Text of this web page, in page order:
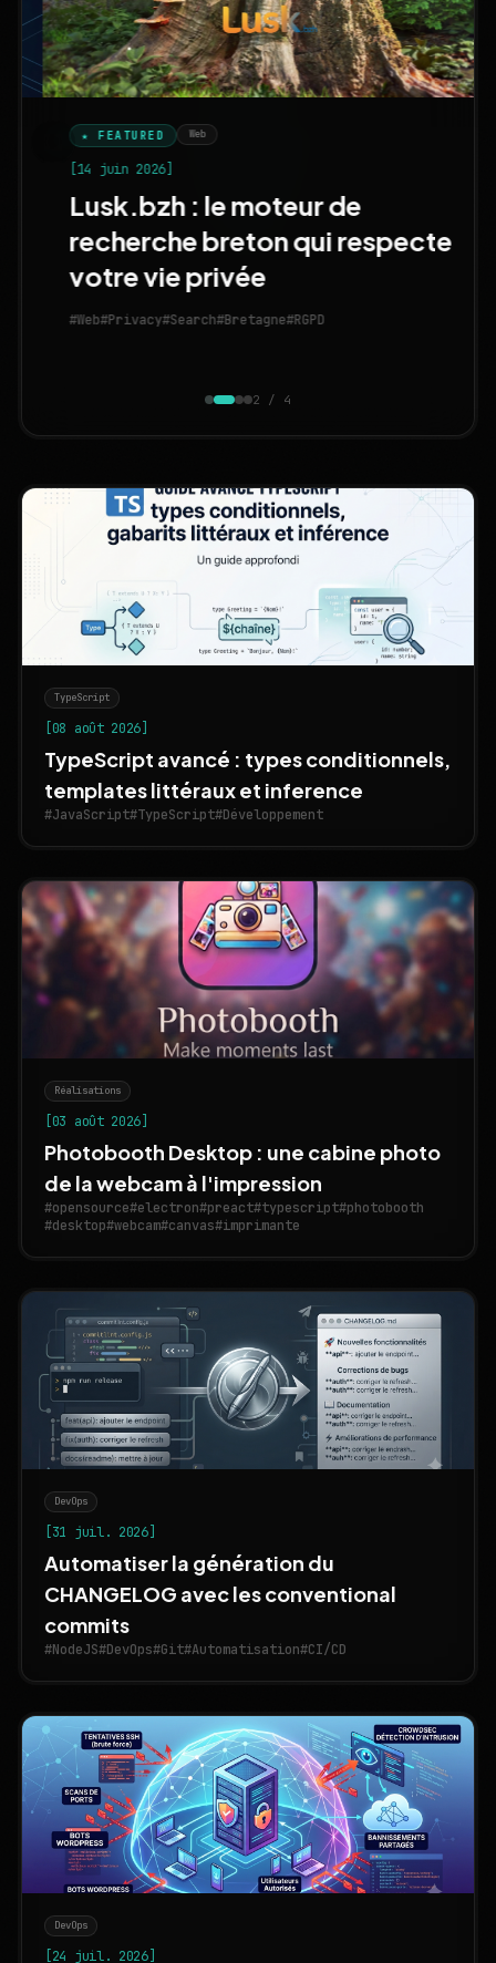
★ FEATURED Web
[14 juin 2026]
Lusk.bzh : le moteur de
recherche breton qui respecte
votre vie privée
#Web#Privacy#Search#Bretagne#RGPD
2 / 4
TypeScript
[08 août 2026]
TypeScript avancé : types conditionnels,
templates littéraux et inference
#JavaScript#TypeScript#Développement
Réalisations
[03 août 2026]
Photobooth Desktop : une cabine photo
de la webcam à l'impression
#opensource#electron#preact#typescript#photobooth
#desktop#webcam#canvas#imprimante
DevOps
[31 juil. 2026]
Automatiser la génération du
CHANGELOG avec les conventional
commits
#NodeJS#DevOps#Git#Automatisation#CI/CD
DevOps
[24 juil. 2026]